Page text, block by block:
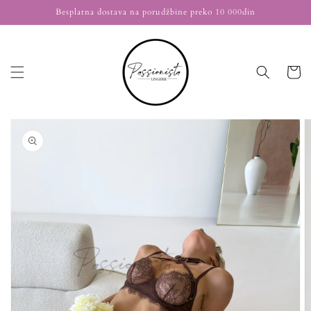
sadržaj
Besplatna dostava na porudžbine preko 10 000din
Korpa
proizvodu